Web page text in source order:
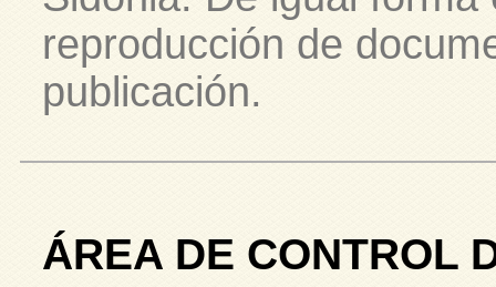
reproducción de
publicación.
ÁREA DE CONTROL